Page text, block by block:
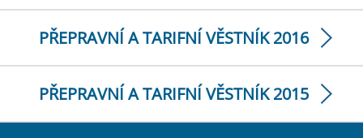
PŘEPRAVNÍ A TARIFNÍ VĚSTNÍK 2016
PŘEPRAVNÍ A TARIFNÍ VĚSTNÍK 2015